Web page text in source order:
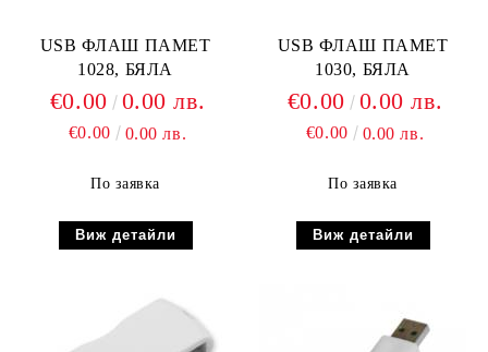
USB ФЛАШ ПАМЕТ
1028, БЯЛА
€0.00 0.00 лв.
€0.00 0.00 лв.
По заявка
Виж детайли
USB ФЛАШ ПАМЕТ
1030, БЯЛА
€0.00 0.00 лв.
€0.00 0.00 лв.
По заявка
Виж детайли